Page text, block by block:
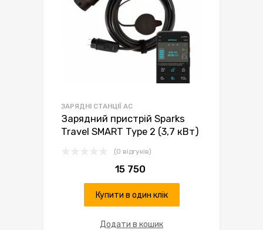
ЗАРЯДНІ СТАНЦІЇ AC
Зарядний пристрій Sparks
Travel SMART Type 2 (3,7 кВт)
(0 відгуків)
15 750
Купити в один клік
Додати в кошик